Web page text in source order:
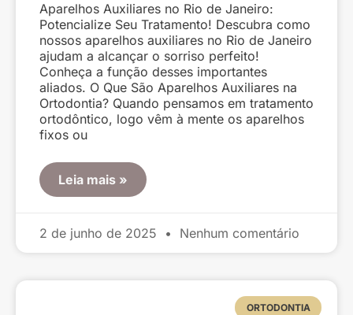
Aparelhos Auxiliares no Rio de Janeiro:
Potencialize Seu Tratamento! Descubra como
nossos aparelhos auxiliares no Rio de Janeiro
ajudam a alcançar o sorriso perfeito!
Conheça a função desses importantes
aliados. O Que São Aparelhos Auxiliares na
Ortodontia? Quando pensamos em tratamento
ortodôntico, logo vêm à mente os aparelhos
fixos ou
Leia mais »
2 de junho de 2025 Nenhum comentário
ORTODONTIA